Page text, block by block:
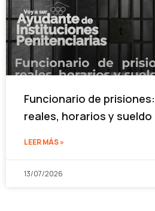
Funcionario de
reales, horarios y sueldo
LEER MÁS »
13/07/2026